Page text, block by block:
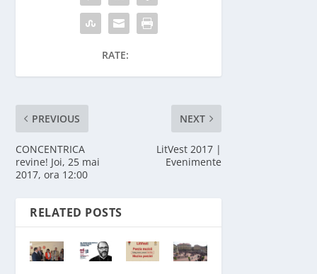
RATE:
PREVIOUS
CONCENTRICA
revine! Joi, 25 mai
2017, ora 12:00
NEXT
LitVest 2017 |
Evenimente
RELATED POSTS